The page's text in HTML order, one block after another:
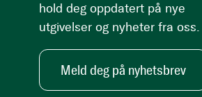
hold deg oppdatert på nye
utgivelser og nyheter fra oss.
Meld deg på nyhetsbrev